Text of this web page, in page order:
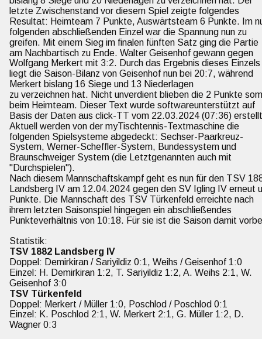
letzte Zwischenstand vor diesem Spiel zeigte folgendes
Resultat: Heimteam 7 Punkte, Auswärtsteam 6 Punkte. Im
folgenden abschließenden Einzel war die Spannung nun zu
greifen. Mit einem Sieg im finalen fünften Satz ging die Partie
am Nachbartisch zu Ende. Walter Geisenhof gewann gegen
Wolfgang Merkert mit 3:2. Durch das Ergebnis dieses Einzels
liegt die Saison-Bilanz von Geisenhof nun bei 20:7, während
Merkert bislang 16 Siege und 13 Niederlagen
zu verzeichnen hat. Nicht unverdient blieben die 2 Punkte
beim Heimteam. Dieser Text wurde softwareunterstützt auf
Basis der Daten aus click-TT vom 22.03.2024 (07:36)
Aktuell werden von der myTischtennis-Textmaschine die
folgenden Spielsysteme abgedeckt: Sechser-Paarkreuz-
System, Werner-Scheffler-System, Bundessystem und
Braunschweiger System (die Letztgenannten auch mit
"Durchspielen").
Nach diesem Mannschaftskampf geht es nun für den TSV
Landsberg IV am 12.04.2024 gegen den SV Igling IV erneut
Punkte. Die Mannschaft des TSV Türkenfeld erreichte nach
ihrem letzten Saisonspiel hingegen ein abschließendes
Punkteverhältnis von 10:18. Für sie ist die Saison damit
Statistik:
TSV 1882 Landsberg IV
Doppel: Demirkiran / Sariyildiz 0:1, Weihs / Geisenhof 1:0
Einzel: H. Demirkiran 1:2, T. Sariyildiz 1:2, A. Weihs 2:1, W.
Geisenhof 3:0
TSV Türkenfeld
Doppel: Merkert / Müller 1:0, Poschlod / Poschlod 0:1
Einzel: K. Poschlod 2:1, W. Merkert 2:1, G. Müller 1:2, D.
Wagner 0:3